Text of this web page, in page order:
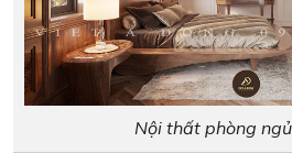
Nội thất phòng